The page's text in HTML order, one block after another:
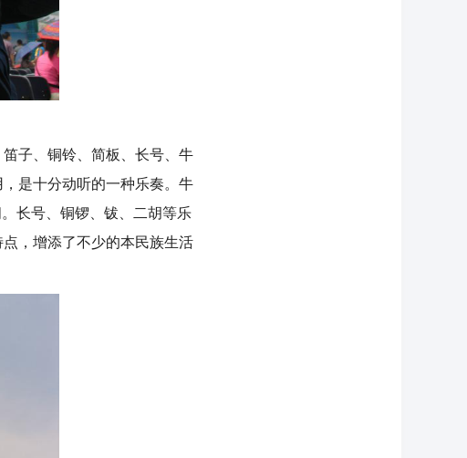
子、铜铃、简板、长号、牛
是十分动听的一种乐奏。牛
长号、铜锣、钹、二胡等乐
，增添了不少的本民族生活